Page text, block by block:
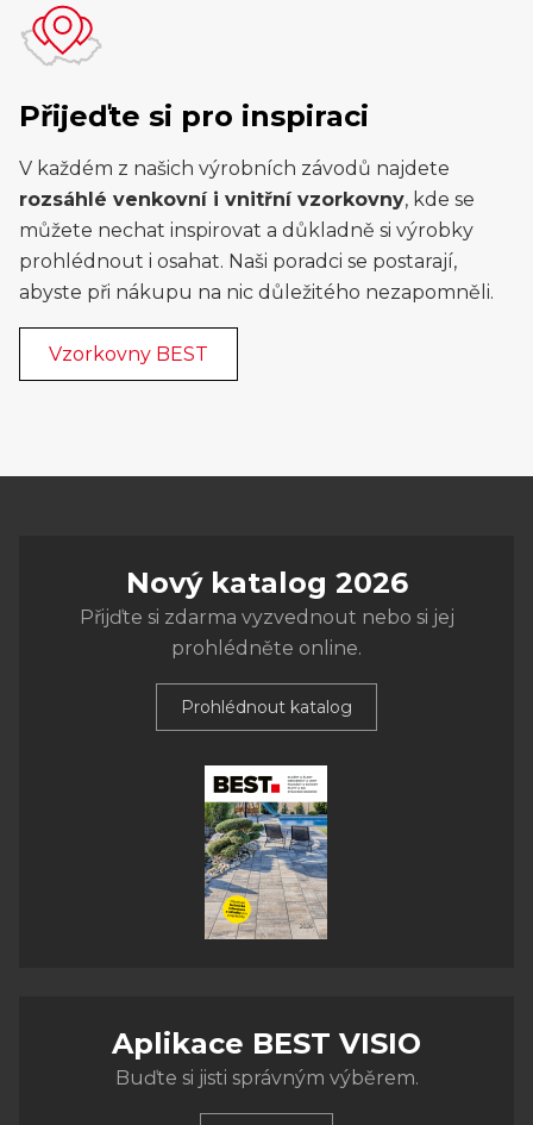
Přijeďte si pro inspiraci
V každém z našich výrobních závodů najdete
rozsáhlé venkovní i vnitřní vzorkovny, kde se
můžete nechat inspirovat a důkladně si výrobky
prohlédnout i osahat. Naši poradci se postarají,
abyste při nákupu na nic důležitého nezapomněli.
Vzorkovny BEST
Nový katalog 2026
Přijďte si zdarma vyzvednout nebo si jej
prohlédněte online.
Prohlédnout katalog
Aplikace BEST VISIO
Buďte si jisti správným výběrem.